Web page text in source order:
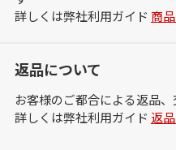
詳しくは弊社利用ガイド 商
返品について
お客様のご都合による返品、
詳しくは弊社利用ガイド 返